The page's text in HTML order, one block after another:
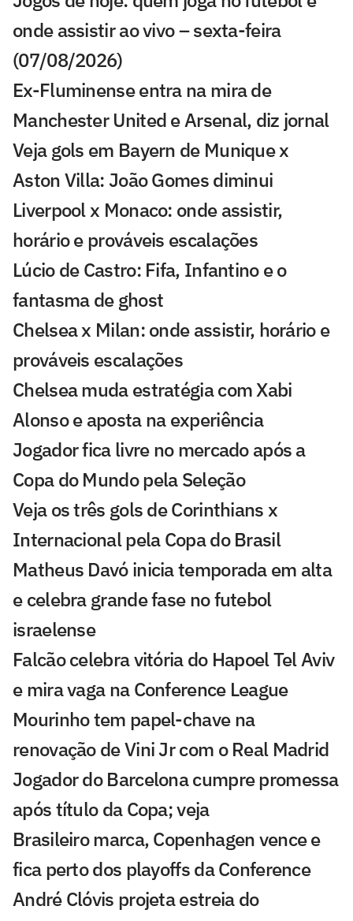
onde assistir ao vivo – sexta-feira
(07/08/2026)
Ex-Fluminense entra na mira de
Manchester United e Arsenal, diz jornal
Veja gols em Bayern de Munique x
Aston Villa: João Gomes diminui
Liverpool x Monaco: onde assistir,
horário e prováveis escalações
Lúcio de Castro: Fifa, Infantino e o
fantasma de ghost
Chelsea x Milan: onde assistir, horário e
prováveis escalações
Chelsea muda estratégia com Xabi
Alonso e aposta na experiência
Jogador fica livre no mercado após a
Copa do Mundo pela Seleção
Veja os três gols de Corinthians x
Internacional pela Copa do Brasil
Matheus Davó inicia temporada em alta
e celebra grande fase no futebol
israelense
Falcão celebra vitória do Hapoel Tel Aviv
e mira vaga na Conference League
Mourinho tem papel-chave na
renovação de Vini Jr com o Real Madrid
Jogador do Barcelona cumpre promessa
após título da Copa; veja
Brasileiro marca, Copenhagen vence e
fica perto dos playoffs da Conference
André Clóvis projeta estreia do